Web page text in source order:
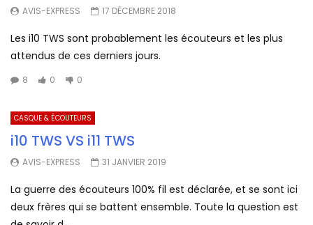
AVIS-EXPRESS 17 DÉCEMBRE 2018
Les i10 TWS sont probablement les écouteurs et les plus
attendus de ces derniers jours.
8 0 0
CASQUE & ÉCOUTEURS
i10 TWS VS i11 TWS
AVIS-EXPRESS 31 JANVIER 2019
La guerre des écouteurs 100% fil est déclarée, et se sont ici
deux frères qui se battent ensemble. Toute la question est